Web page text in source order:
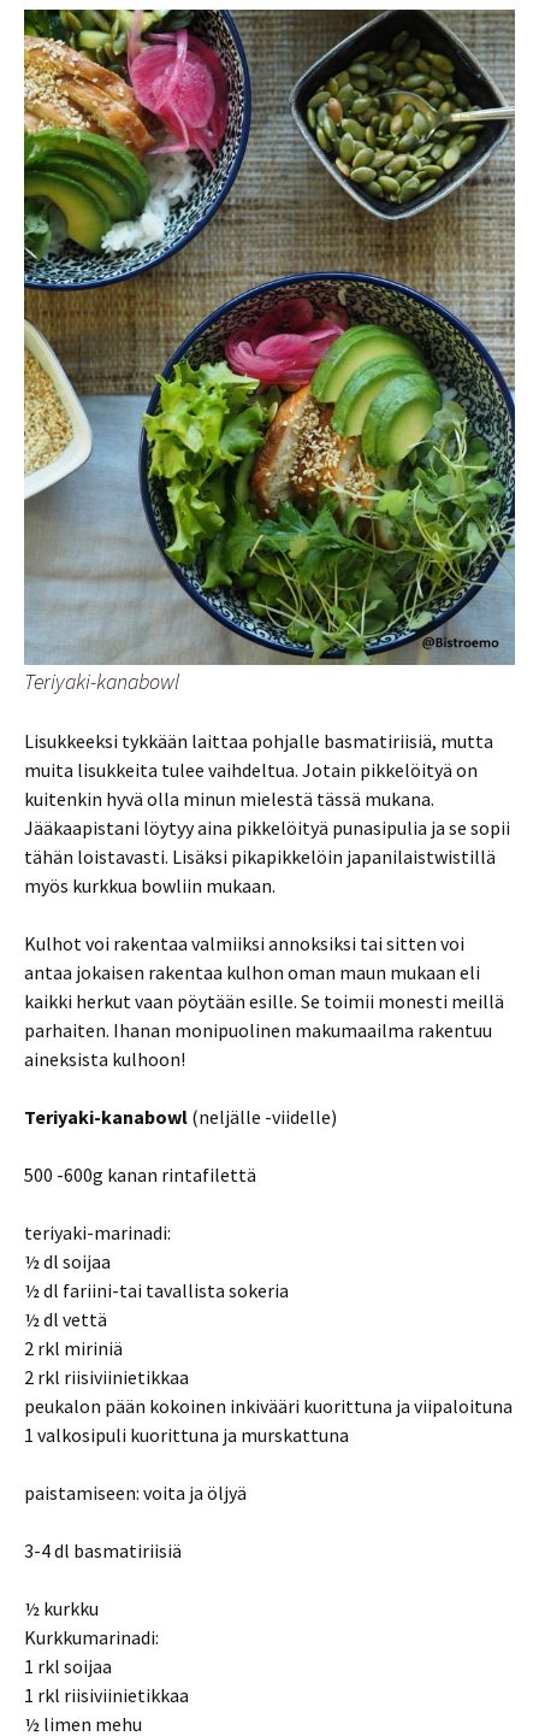
Teriyaki-kanabowl
Lisukkeeksi tykkään laittaa pohjalle basmatiriisiä, mutta
muita lisukkeita tulee vaihdeltua. Jotain pikkelöityä on
kuitenkin hyvä olla minun mielestä tässä mukana.
Jääkaapistani löytyy aina pikkelöityä punasipulia ja se sopii
tähän loistavasti. Lisäksi pikapikkelöin japanilaistwistillä
myös kurkkua bowliin mukaan.
Kulhot voi rakentaa valmiiksi annoksiksi tai sitten voi
antaa jokaisen rakentaa kulhon oman maun mukaan eli
kaikki herkut vaan pöytään esille. Se toimii monesti meillä
parhaiten. Ihanan monipuolinen makumaailma rakentuu
aineksista kulhoon!
Teriyaki-kanabowl (neljälle -viidelle)
500 -600g kanan rintafilettä
teriyaki-marinadi:
½ dl soijaa
½ dl fariini-tai tavallista sokeria
½ dl vettä
2 rkl miriniä
2 rkl riisiviinietikkaa
peukalon pään kokoinen inkivääri kuorittuna ja viipaloituna
1 valkosipuli kuorittuna ja murskattuna
paistamiseen: voita ja öljyä
3-4 dl basmatiriisiä
½ kurkku
Kurkkumarinadi:
1 rkl soijaa
1 rkl riisiviinietikkaa
½ limen mehu